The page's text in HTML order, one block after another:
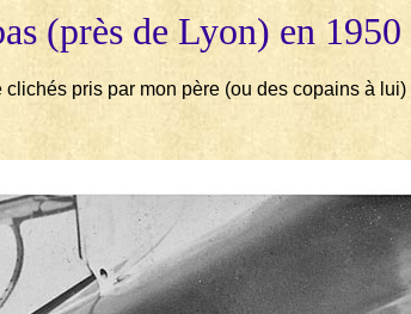
(près de Lyon) en 1950
pris par mon père (ou des copains à